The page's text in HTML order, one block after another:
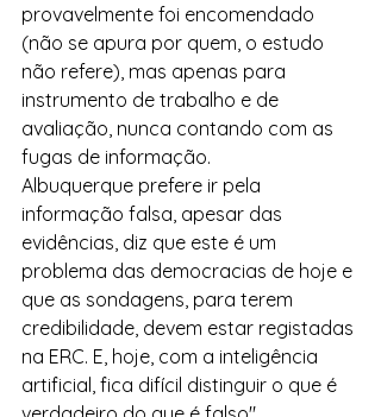
provavelmente foi encomendado
(não se apura por quem, o estudo
não refere), mas apenas para
instrumento de trabalho e de
avaliação, nunca contando com as
fugas de informação.
Albuquerque prefere ir pela
informação falsa, apesar das
evidências, diz que este é um
problema das democracias de hoje e
que as sondagens, para terem
credibilidade, devem estar registadas
na ERC. E, hoje, com a inteligência
artificial, fica difícil distinguir o que é